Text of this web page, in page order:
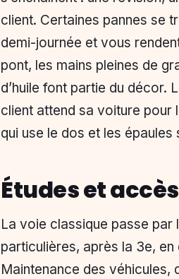
client. Certaines pannes se
demi-journée et vous
pont, les mains pleines de
d’huile font partie du décor.
client attend sa voiture pour
qui use le dos et les épaules
Études et accès
La voie classique passe
particulières, après la 3e,
Maintenance des véhicules,